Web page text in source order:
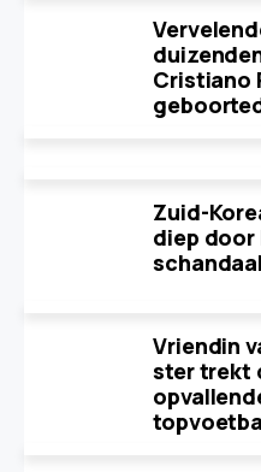
Cristiano
Zuid-
diep
Vriendin
ster trekt